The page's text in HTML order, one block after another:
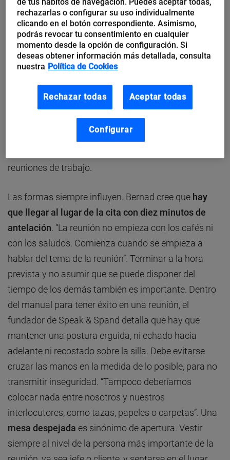
Spand considera que sólo hay que acudir si se piensa
que nuestra presencia resulta ineludible. Si no lo es,
anima a justificárselo al organizador, ya quese
pierde demasiado tiempo en reuniones
Presentarse perfectamente preparado con todos los
datos que se han de tener en cuenta o despejar
asuntos candentes antes de la reunión, para evitar
perder tiempo en choques de egos, son otras de las
reuniones de trabajo.
Las formas siempre influyen. Bernad cree que hay
que llegar al lugar de la cita con diez minutos de
antelación. “La reunión no empieza con los cafés ni
con los saludos. Comienza cuando se empieza a
hablar del tema de la reunión”. Terminar a la hora
prevista y no asumir que se puede disponer del
tiempo de los demás también es importante. Dentro
del manual para tener éxito en una reunión, el
fundador de Speak & Spand detalla que hay que
mantener una postura erguida, ni echado hacia
adelante ni recostado sobre la silla. Debe evitarse
cruzar las manos en la medida de lo posible, para no
transmitir inseguridad. “Tampoco deberíamos
colocar nada entre nosotros y nuestros
interlocutores, como tazas, papeles o carpetas”. Una
mesa despejada es sinónimo de apertura. Vestir
siempre al nivel de la persona más importante de la
rechazarlas o configurar su uso individualmente
clicando en el botón correspondiente. Asimismo,
podrás revocar tu consentimiento en cualquier
momento desde la opción de configuración. Si
deseas obtener información más detallada, consulta
nuestra Política de Cookies
Rechazar todas Aceptar todas
Configurar